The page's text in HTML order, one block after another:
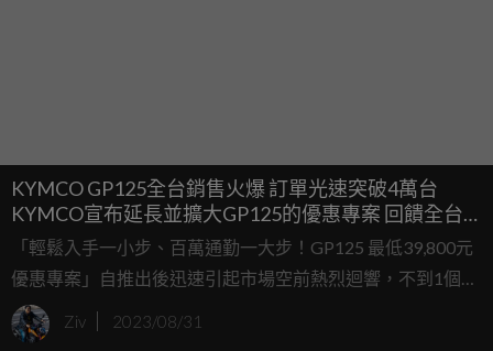
KYMCO GP125全台銷售火爆 訂單光速突破4萬台
KYMCO宣布延長並擴大GP125的優惠專案 回饋全台
消費者熱情支持！
「輕鬆入手一小步、百萬通勤一大步！GP125 最低39,800元
優惠專案」自推出後迅速引起市場空前熱烈迴響，不到1個月
時間，訂單已突破4萬台。 為了回饋消費者的熱情，KYMCO
決定再次延長優惠專案，並進一步擴大優惠範圍。在對數萬
Ziv 2023/08/31